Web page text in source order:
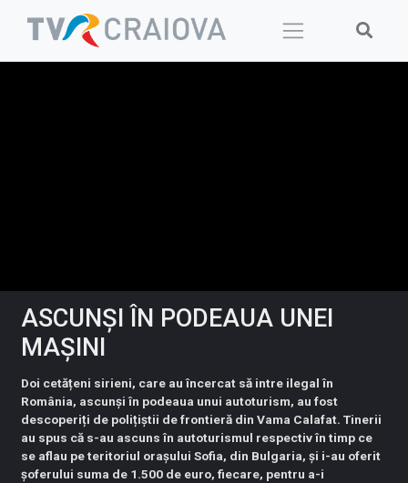
ASCUNȘI ÎN PODEAUA UNEI
MAȘINI
Doi cetățeni sirieni, care au încercat să intre ilegal în
România, ascunși în podeaua unui autoturism, au fost
descoperiți de polițiștii de frontieră din Vama Calafat. Tinerii
au spus că s-au ascuns în autoturismul respectiv în timp ce
se aflau pe teritoriul orașului Sofia, din Bulgaria, și i-au oferit
șoferului suma de 1.500 de euro, fiecare, pentru a-i